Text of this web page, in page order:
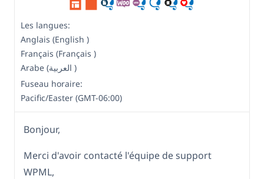
Les langues:
Anglais (English )
Français (Français )
Arabe (العربية )
Fuseau horaire:
Pacific/Easter (GMT-06:00)
Bonjour,
Merci d'avoir contacté l'équipe de support
WPML,